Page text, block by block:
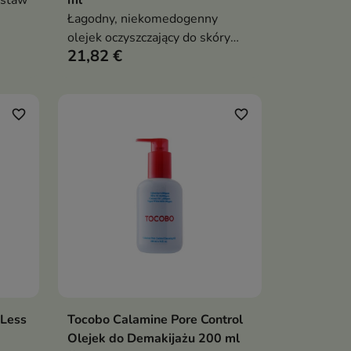
Łagodny, niekomedogenny
olejek oczyszczający do skóry
wrażliwej i skłonnej do zatykania
21,82 €
favorite_border
Dodaj do koszyka
favorite_border
Tocobo Calamine Pore Control
Olejek do Demakijażu 200 ml